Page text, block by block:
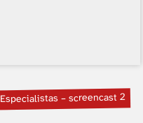
Especialistas – screencast 2